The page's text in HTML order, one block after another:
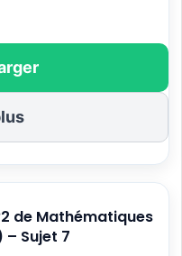
de Mathématiques
– Sujet 7